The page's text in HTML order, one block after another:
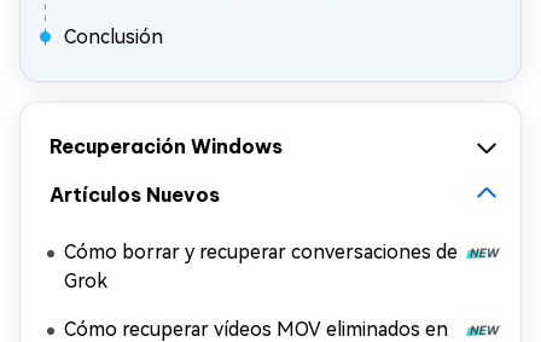
Conclusión
Recuperación Windows
Artículos Nuevos
Cómo borrar y recuperar conversaciones de
Grok
Cómo recuperar vídeos MOV eliminados en